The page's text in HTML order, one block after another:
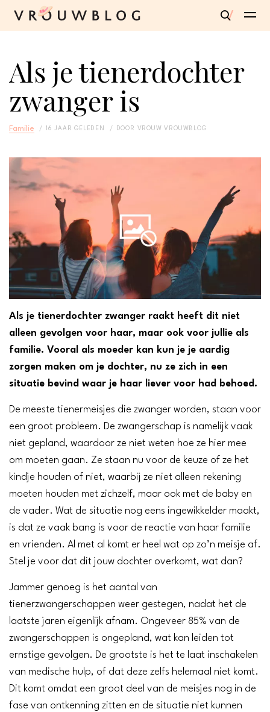
Als je tienerdochter
zwanger is
Familie 16 JAAR GELEDEN DOOR VROUW VROUWBLOG
Als je tienerdochter zwanger raakt heeft dit niet
alleen gevolgen voor haar, maar ook voor jullie als
familie. Vooral als moeder kan kun je je aardig
zorgen maken om je dochter, nu ze zich in een
situatie bevind waar je haar liever voor had behoed.
De meeste tienermeisjes die zwanger worden, staan voor
een groot probleem. De zwangerschap is namelijk vaak
niet gepland, waardoor ze niet weten hoe ze hier mee
om moeten gaan. Ze staan nu voor de keuze of ze het
kindje houden of niet, waarbij ze niet alleen rekening
moeten houden met zichzelf, maar ook met de baby en
de vader. Wat de situatie nog eens ingewikkelder maakt,
is dat ze vaak bang is voor de reactie van haar familie
en vrienden. Al met al komt er heel wat op zo’n meisje af.
Stel je voor dat dit jouw dochter overkomt, wat dan?
Jammer genoeg is het aantal van
tienerzwangerschappen weer gestegen, nadat het de
laatste jaren eigenlijk afnam. Ongeveer 85% van de
zwangerschappen is ongepland, wat kan leiden tot
ernstige gevolgen. De grootste is het te laat inschakelen
van medische hulp, of dat deze zelfs helemaal niet komt.
Dit komt omdat een groot deel van de meisjes nog in de
fase van ontkenning zitten en de situatie niet kunnen